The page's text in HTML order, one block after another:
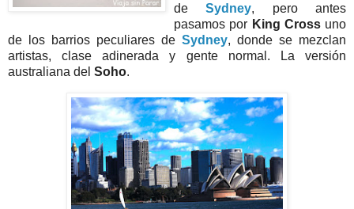
deSydney, pero antes
pasamos por King Crossuno
de los barrios peculiares de Sydney, donde se mezclan
artistas, clase adinerada y gente normal. La versión
australiana del Soho.